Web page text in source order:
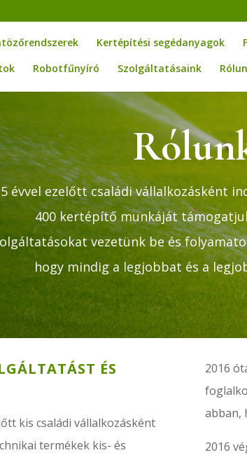
Kertépítési segédanyagok
Robotfűnyíró Szolgáltatásaink
évvel ezelőtt családi vállalkozásként
400 kertépítő munkáját
vezetünk be és
hogy mindig a legjobbat és a
ÉS
kis családi vállalkozásként
termékek kis- és
2016
abban,
2016